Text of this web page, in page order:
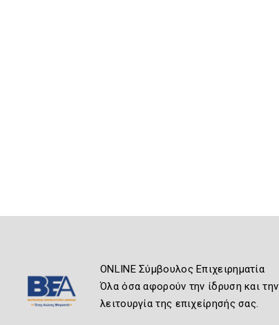
ONLINE Σύμβουλος Επιχειρηματία
Όλα όσα αφορούν την ίδρυση και την
λειτουργία της επιχείρησής σας.